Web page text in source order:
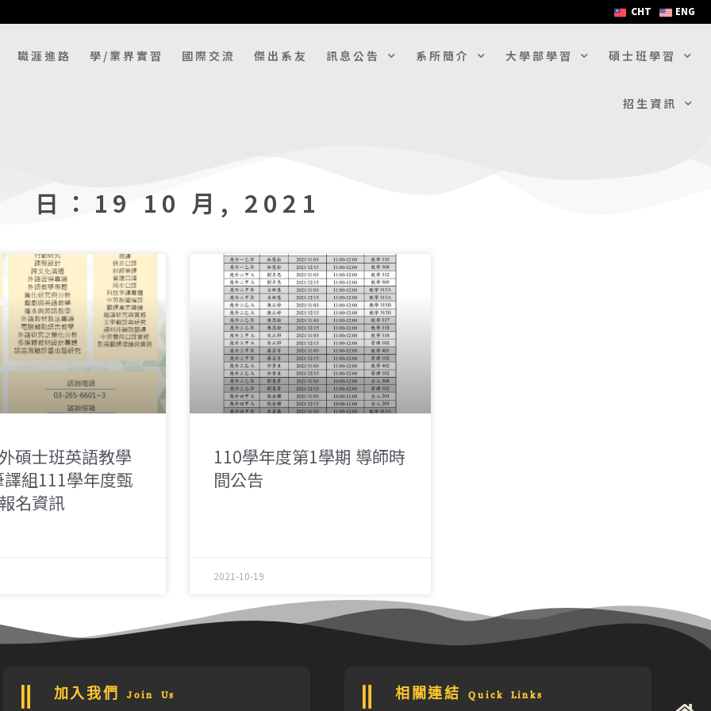
CHT ENG
職涯進路 學/業界實習 國際交流 傑出系友 訊息公告 系所簡介 大學部學習 碩士班學習
招生資訊
日：19 10 月, 2021
碩士班英語教學
組111學年度甄
名資訊
110學年度第1學期 導師時
間公告
2021-10-19
加入我們 Join Us 相關連結 Quick Links